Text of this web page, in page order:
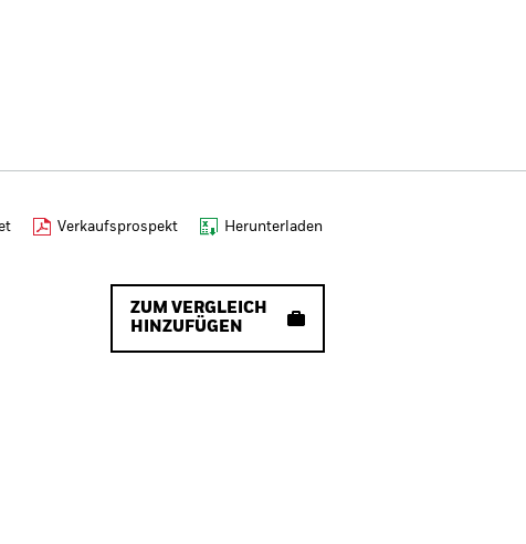
Verkaufsprospekt Herunterladen
ZUM VERGLEICH
HINZUFÜGEN